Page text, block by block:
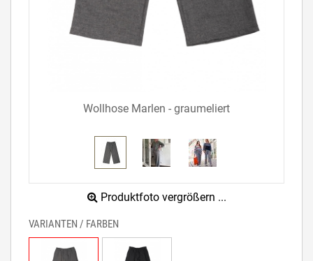
Wollhose Marlen - graumeliert
Produktfoto vergrößern ...
VARIANTEN / FARBEN